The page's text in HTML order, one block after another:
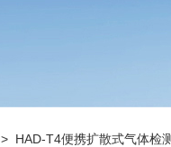
> HAD-T4便携扩散式气体检